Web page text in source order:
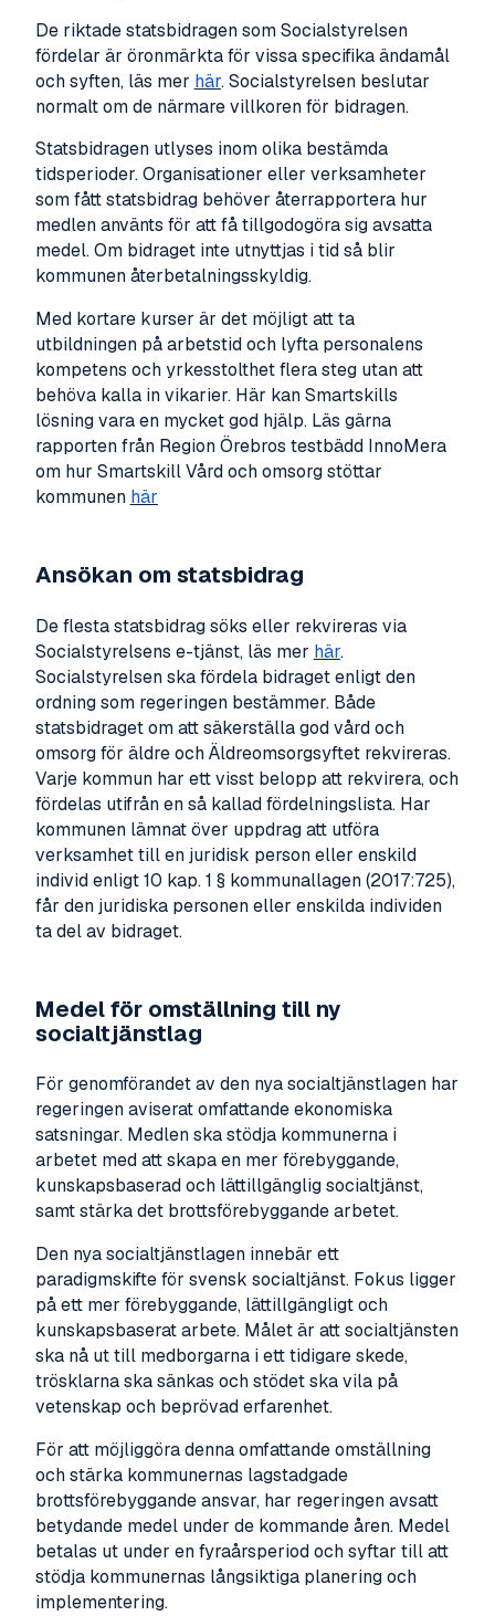
De riktade statsbidragen som Socialstyrelsen
fördelar är öronmärkta för vissa specifika ändamål
och syften, läs mer här. Socialstyrelsen beslutar
normalt om de närmare villkoren för bidragen.
Statsbidragen utlyses inom olika bestämda
tidsperioder. Organisationer eller verksamheter
som fått statsbidrag behöver återrapportera hur
medlen använts för att få tillgodogöra sig avsatta
medel. Om bidraget inte utnyttjas i tid så blir
kommunen återbetalningsskyldig.
Med kortare kurser är det möjligt att ta
utbildningen på arbetstid och lyfta personalens
kompetens och yrkesstolthet flera steg utan att
behöva kalla in vikarier. Här kan Smartskills
lösning vara en mycket god hjälp. Läs gärna
rapporten från Region Örebros testbädd InnoMera
om hur Smartskill Vård och omsorg stöttar
kommunen här
Ansökan om statsbidrag
De flesta statsbidrag söks eller rekvireras via
Socialstyrelsens e-tjänst, läs mer här.
Socialstyrelsen ska fördela bidraget enligt den
ordning som regeringen bestämmer. Både
statsbidraget om att säkerställa god vård och
omsorg för äldre och Äldreomsorgsyftet rekvireras.
Varje kommun har ett visst belopp att rekvirera, och
fördelas utifrån en så kallad fördelningslista. Har
kommunen lämnat över uppdrag att utföra
verksamhet till en juridisk person eller enskild
individ enligt 10 kap. 1 § kommunallagen (2017:725),
får den juridiska personen eller enskilda individen
ta del av bidraget.
Medel för omställning till ny
socialtjänstlag
För genomförandet av den nya socialtjänstlagen har
regeringen aviserat omfattande ekonomiska
satsningar. Medlen ska stödja kommunerna i
arbetet med att skapa en mer förebyggande,
kunskapsbaserad och lättillgänglig socialtjänst,
samt stärka det brottsförebyggande arbetet.
Den nya socialtjänstlagen innebär ett
paradigmskifte för svensk socialtjänst. Fokus ligger
på ett mer förebyggande, lättillgängligt och
kunskapsbaserat arbete. Målet är att socialtjänsten
ska nå ut till medborgarna i ett tidigare skede,
trösklarna ska sänkas och stödet ska vila på
vetenskap och beprövad erfarenhet.
För att möjliggöra denna omfattande omställning
och stärka kommunernas lagstadgade
brottsförebyggande ansvar, har regeringen avsatt
betydande medel under de kommande åren. Medel
betalas ut under en fyraårsperiod och syftar till att
stödja kommunernas långsiktiga planering och
implementering.